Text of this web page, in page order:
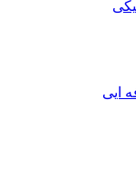
ایی